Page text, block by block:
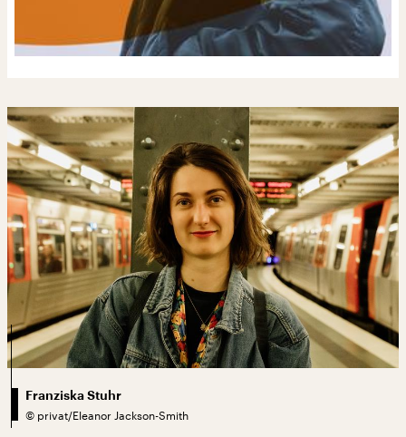
Franziska Stuhr
© privat/Eleanor Jackson-Smith